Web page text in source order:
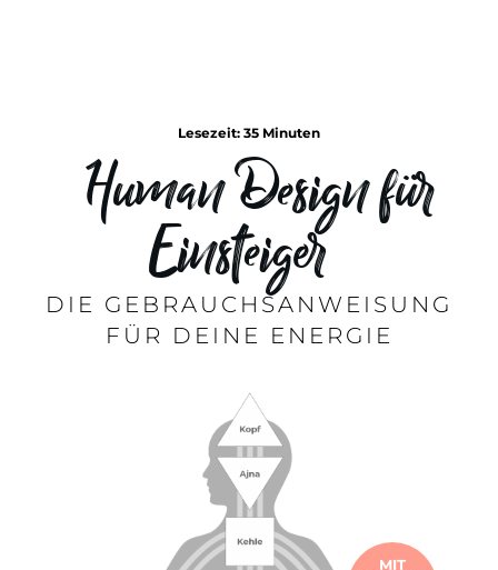
Lesezeit: 35 Minuten
Human Design für
Einsteiger
DIE GEBRAUCHSANWEISUNG
FÜR DEINE ENERGIE
MIT